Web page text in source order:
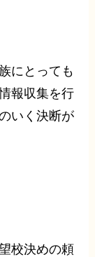
にとっても
報収集を行
いく決断が
校決めの頼